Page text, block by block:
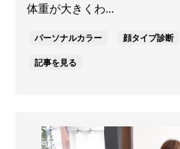
体重が大きくわ...
パーソナルカラー 顔タイプ診断
記事を見る